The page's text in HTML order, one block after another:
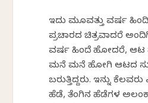
ಇದು ಮೂವತ್ತು ವರ್ಷ
ಪ್ರಚಾರದ ಚಿತ್ರವಾದರೆ
ವರ್ಷ ಹಿಂದೆ ಹೋದರೆ, ಆಟ
ಮನೆ ಮನೆ ಹೋಗಿ ಆಟದ
ಬರುತ್ತಿದ್ದರು. ಇನ್ನು
ಹೆಡೆ, ತೆಂಗಿನ ಹೆಡೆಗಳ